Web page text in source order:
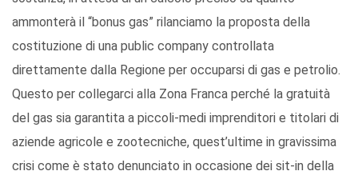
ammonterà il “bonus gas” rilanciamo la proposta della
costituzione di una public company controllata
direttamente dalla Regione per occuparsi di gas e petrolio.
Questo per collegarci alla Zona Franca perché la gratuità
del gas sia garantita a piccoli-medi imprenditori e titolari di
aziende agricole e zootecniche, quest’ultime in gravissima
crisi come è stato denunciato in occasione dei sit-in della